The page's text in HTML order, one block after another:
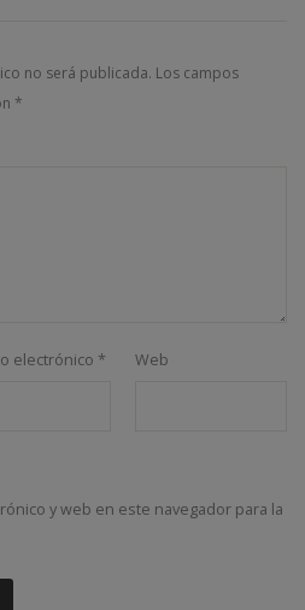
no será publicada. Los campos
*
electrónico * Web
y web en este navegador para la